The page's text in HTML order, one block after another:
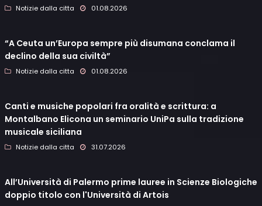
Notizie dalla citta 01.08.2026
“A Ceuta un’Europa sempre più disumana conclama il
declino della sua civiltà”
Notizie dalla citta 01.08.2026
Canti e musiche popolari fra oralità e scrittura: a
Montalbano Elicona un seminario UniPa sulla tradizione
musicale siciliana
Notizie dalla citta 31.07.2026
All’Università di Palermo prime lauree in Scienze Biologiche
doppio titolo con l'Università di Artois